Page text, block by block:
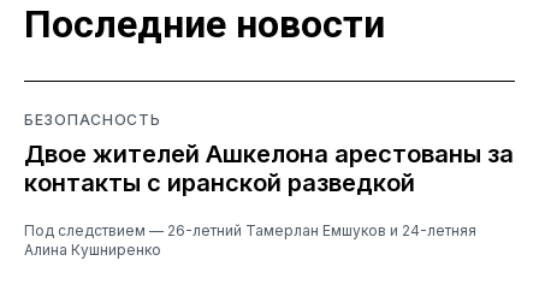
Последние новости
БЕЗОПАСНОСТЬ
Двое жителей Ашкелона арестованы за
контакты с иранской разведкой
Под следствием — 26-летний Тамерлан Емшуков и 24-летняя
Алина Кушниренко